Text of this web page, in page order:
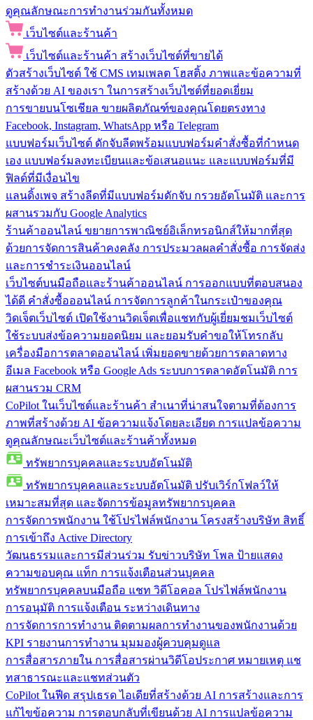
ดูคุณลักษณะการทำงานร่วมกันทั้งหมด
เว็บไซต์และร้านค้า
เว็บไซต์และร้านค้า สร้างเว็บไซต์ที่ขายได้
ตัวสร้างเว็บไซต์ ใช้ CMS เทมเพลต โฮสติ้ง ภาพและข้อความที่
สร้างด้วย AI ของเรา ในการสร้างเว็บไซต์ที่ยอดเยี่ยม
การขายบนโซเชียล ขายผลิตภัณฑ์ของคุณโดยตรงทาง
Facebook, Instagram, WhatsApp หรือ Telegram
แบบฟอร์มเว็บไซต์ ดักจับลีดพร้อมแบบฟอร์มคำสั่งซื้อที่กำหนด
เอง แบบฟอร์มลงทะเบียนและข้อเสนอแนะ และแบบฟอร์มที่มี
ฟิลด์ที่มีเงื่อนไข
แลนดิ้งเพจ สร้างลีดที่มีแบบฟอร์มดักจับ กรวยอัตโนมัติ และการ
ผสานรวมกับ Google Analytics
ร้านค้าออนไลน์ ขยายการพาณิชย์อิเล็กทรอนิกส์ให้มากที่สุด
ด้วยการจัดการสินค้าคงคลัง การประมวลผลคำสั่งซื้อ การจัดส่ง
และการชำระเงินออนไลน์
เว็บไซต์บนมือถือและร้านค้าออนไลน์ การออกแบบที่ตอบสนอง
ได้ดี คำสั่งซื้อออนไลน์ การจัดการลูกค้าในกระเป๋าของคุณ
วิดเจ็ตเว็บไซต์ เปิดใช้งานวิดเจ็ตเพื่อแชทกับผู้เยี่ยมชมเว็บไซต์
ใช้ระบบส่งข้อความยอดนิยม และยอมรับคำขอให้โทรกลับ
เครื่องมือการตลาดออนไลน์ เพิ่มยอดขายด้วยการตลาดทาง
อีเมล Facebook หรือ Google Ads ระบบการตลาดอัตโนมัติ การ
ผสานรวม CRM
CoPilot ในเว็บไซต์และร้านค้า สำเนาที่น่าสนใจตามที่ต้องการ
ภาพที่สร้างด้วย AI ข้อความแจ้งโดยละเอียด การแปลข้อความ
ดูคุณลักษณะเว็บไซต์และร้านค้าทั้งหมด
ทรัพยากรบุคคลและระบบอัตโนมัติ
ทรัพยากรบุคคลและระบบอัตโนมัติ ปรับเวิร์กโฟลว์ให้
เหมาะสมที่สุด และจัดการข้อมูลทรัพยากรบุคคล
การจัดการพนักงาน ใช้โปรไฟล์พนักงาน โครงสร้างบริษัท สิทธิ์
การเข้าถึง Active Directory
วัฒนธรรมและการมีส่วนร่วม รับข่าวบริษัท โพล ป้ายแสดง
ความขอบคุณ แท็ก การแจ้งเตือนส่วนบุคคล
ทรัพยากรบุคคลบนมือถือ แชท วิดีโอคอล โปรไฟล์พนักงาน
การอนุมัติ การแจ้งเตือน ระหว่างเดินทาง
การจัดการการทำงาน ติดตามผลการทำงานของพนักงานด้วย
KPI รายงานการทำงาน มุมมองผู้ควบคุมดูแล
การสื่อสารภายใน การสื่อสารผ่านวิดีโอประกาศ หมายเหตุ แช
ทสาธารณะและแชทส่วนตัว
CoPilot ในฟีด สรุปเธรด ไอเดียที่สร้างด้วย AI การสร้างและการ
แก้ไขข้อความ การตอบกลับที่เขียนด้วย AI การแปลข้อความ